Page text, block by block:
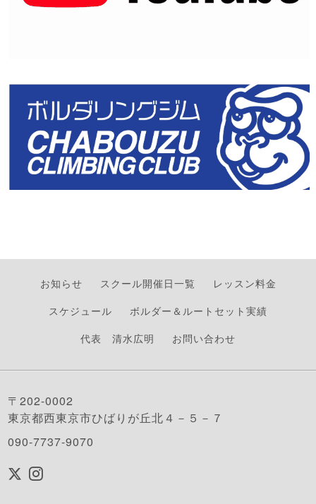
お知らせ スクール開催日一覧
レッスン料金
スケジュール
ボルダー＆ルートセット実績
代表 清水広明
お問い合わせ
〒202-0002
東京都西東京市ひばりが丘北４－５－７
090-7737-9070